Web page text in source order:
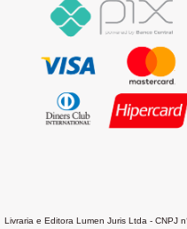
Livraria e Editora Lumen Juris Ltda - CNPJ